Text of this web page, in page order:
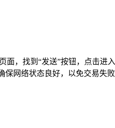
，找到“发送”按钮，点击进
网络状态良好，以免交易失